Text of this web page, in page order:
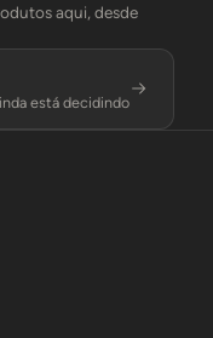
aqui, desde
está decidindo